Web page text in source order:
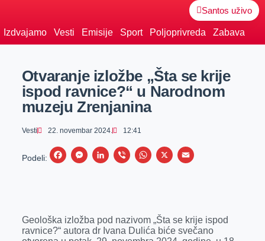
Santos uživo
Izdvajamo Vesti Emisije Sport Poljoprivreda Zabava
Otvaranje izložbe „Šta se krije
ispod ravnice?“ u Narodnom
muzeju Zrenjanina
Vesti 22. novembar 2024. 12:41
Podeli:
F
b
o
M
e
n
L
e
d
V
r
W
s
A
X
E
l
Geološka izložba pod nazivom „Šta se krije ispod
ravnice?“ autora dr Ivana Dulića biće svečano